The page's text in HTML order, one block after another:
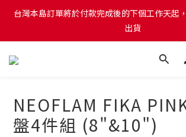
台灣本島訂單將於付款完成後的下個工作天起
出貨
台灣本島訂單將於付款完成後的下個工作天起
出貨
台灣本島消費滿$999免運費
台灣本島訂單將於付款完成後的下個工作天起
出貨
NEOFLAM FIKA
盤4件組 (8"&10")